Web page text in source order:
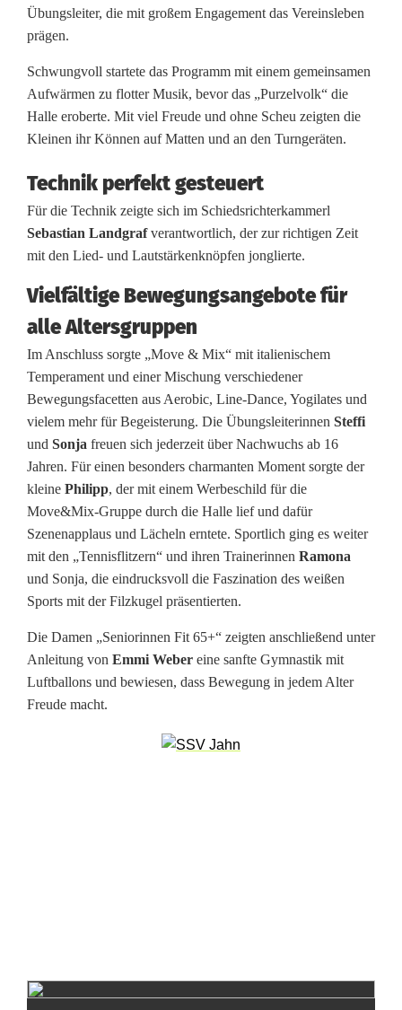
g
e
i
s
t
e
r
t
G
r
o
ß
u
n
d
K
l
e
i
n
i
r
Übungsleiter, die mit großem Engagement das Vereinsleben
prägen.
Schwungvoll startete das Programm mit einem gemeinsamen
Aufwärmen zu flotter Musik, bevor das „Purzelvolk“ die
Halle eroberte. Mit viel Freude und ohne Scheu zeigten die
Kleinen ihr Können auf Matten und an den Turngeräten.
Technik perfekt gesteuert
Für die Technik zeigte sich im Schiedsrichterkammerl
Sebastian Landgrafverantwortlich, der zur richtigen Zeit
mit den Lied- und Lautstärkenknöpfen jonglierte.
Vielfältige Bewegungsangebote für
alle Altersgruppen
Im Anschluss sorgte „Move & Mix“ mit italienischem
Temperament und einer Mischung verschiedener
Bewegungsfacetten aus Aerobic, Line-Dance, Yogilates und
vielem mehr für Begeisterung. Die Übungsleiterinnen Steffi
und Sonja freuen sich jederzeit über Nachwuchs ab 16
Jahren. Für einen besonders charmanten Moment sorgte der
kleine Philipp, der mit einem Werbeschild für die
Move&Mix-Gruppe durch die Halle lief und dafür
Szenenapplaus und Lächeln erntete. Sportlich ging es weiter
mit den „Tennisflitzern“ und ihren Trainerinnen Ramona
und Sonja, die eindrucksvoll die Faszination des weißen
Sports mit der Filzkugel präsentierten.
Die Damen „Seniorinnen Fit 65+“ zeigten anschließend unter
Anleitung von Emmi Weber eine sanfte Gymnastik mit
Luftballons und bewiesen, dass Bewegung in jedem Alter
Freude macht.